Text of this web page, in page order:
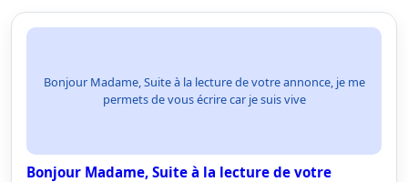
Bonjour Madame, Suite à la lecture de votre annonce, je me
permets de vous écrire car je suis vive
Bonjour Madame, Suite à la lecture de votre